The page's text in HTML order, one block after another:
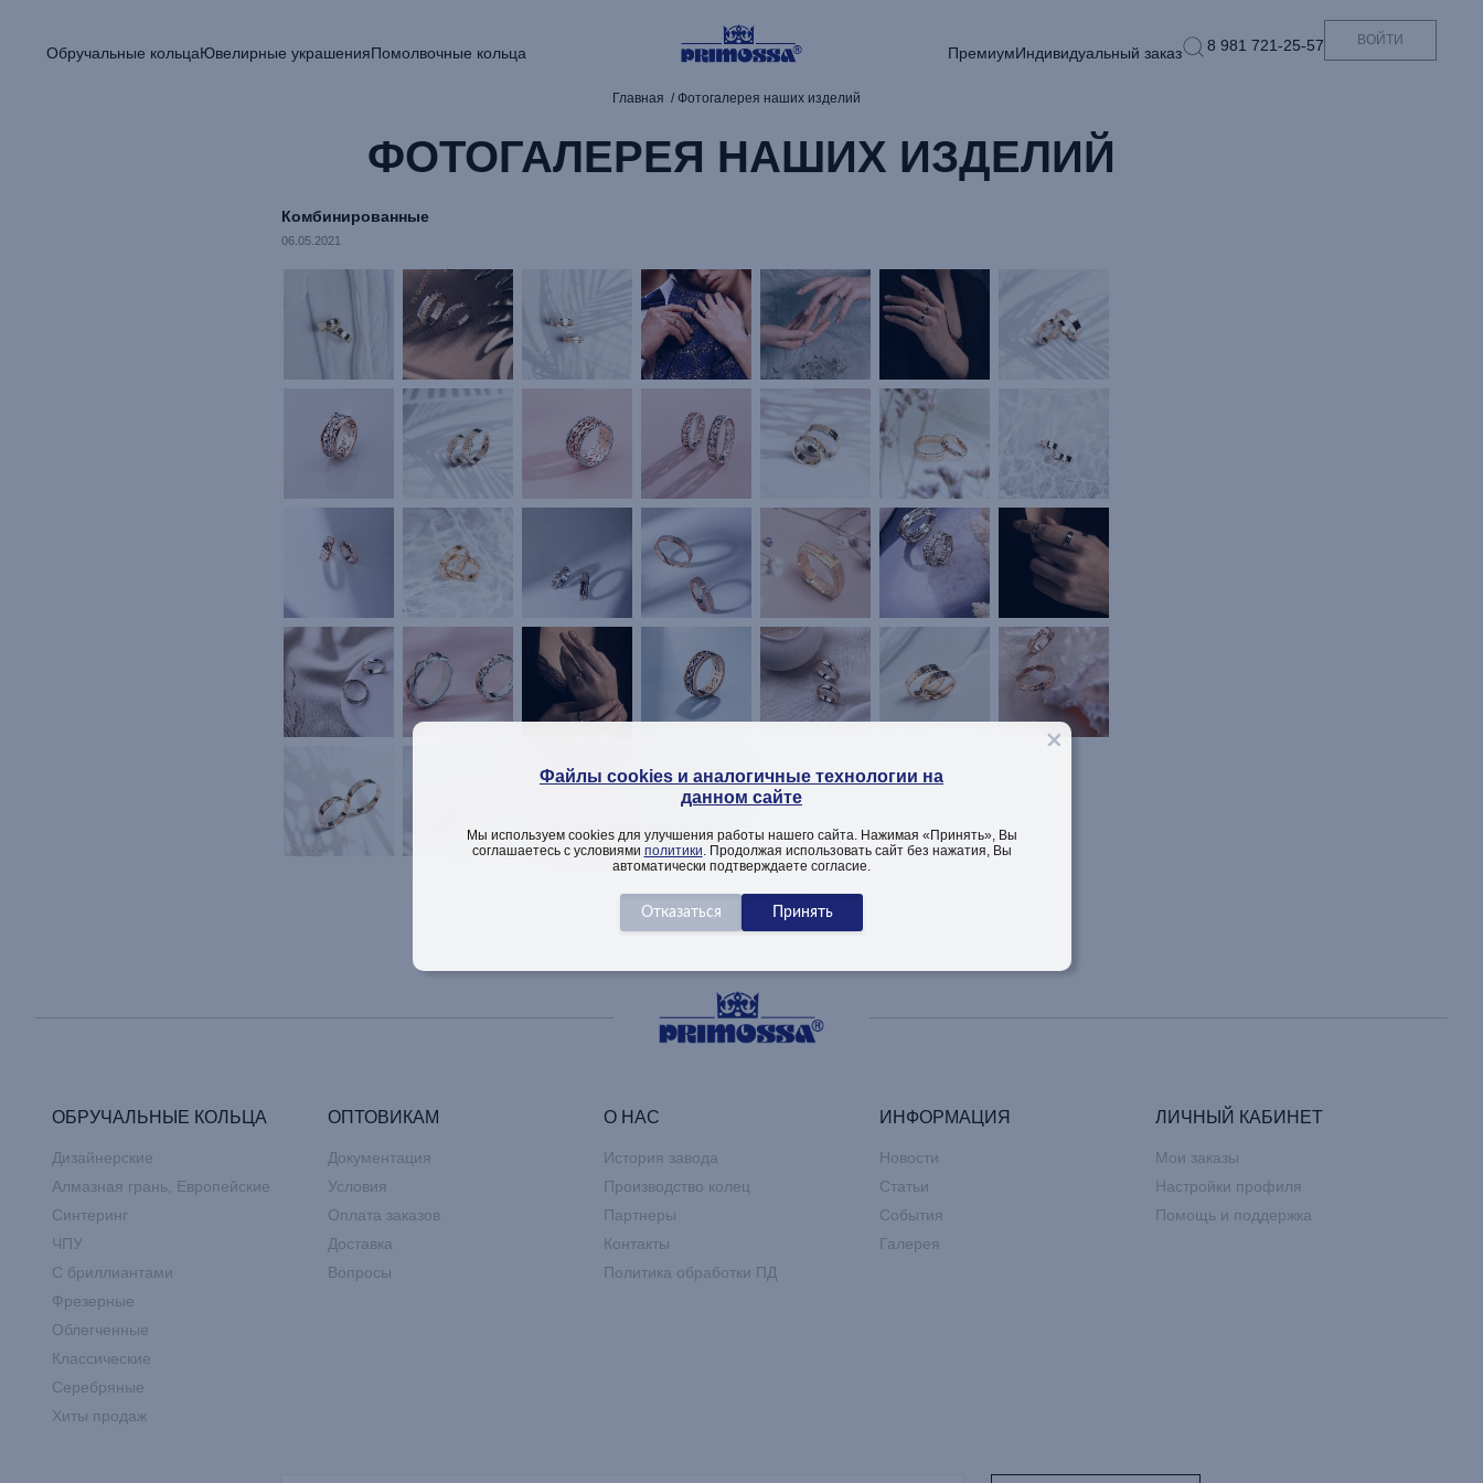
Обручальные кольцаЮвелирные украшенияПомолвочные кольца ПремиумИндивидуальный заказ 8 981 721-25-57 ВОЙТИ
Главная Фотогалерея наших изделий
ФОТОГАЛЕРЕЯ НАШИХ ИЗДЕЛИЙ
Комбинированные
06.05.2021
ОБРУЧАЛЬНЫЕ КОЛЬЦА
Дизайнерские
Алмазная грань, Европейские
Синтеринг
ЧПУ
С бриллиантами
Фрезерные
Облегченные
Классические
Серебряные
Хиты продаж
ОПТОВИКАМ
Документация
Условия
Оплата заказов
Доставка
Вопросы
О НАС
История завода
Производство колец
Партнеры
Контакты
Политика обработки ПД
ИНФОРМАЦИЯ
Новости
Статьи
События
Галерея
ЛИЧНЫЙ КАБИНЕТ
Мои заказы
Настройки профиля
Помощь и поддержка
Файлы cookies и аналогичные технологии на
данном сайте
Мы используем cookies для улучшения работы нашего сайта. Нажимая «Принять», Вы
соглашаетесь с условиями политики . Продолжая использовать сайт без нажатия, Вы
автоматически подтверждаете согласие.